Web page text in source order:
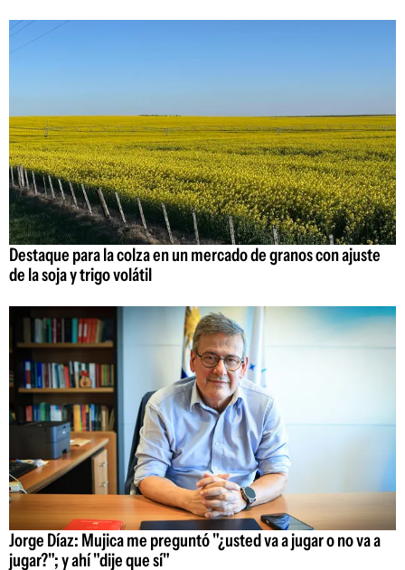
Destaque para la colza en un mercado de granos con ajuste
de la soja y trigo volátil
Jorge Díaz: Mujica me preguntó "¿usted va a jugar o no va a
jugar?"; y ahí "dije que sí"